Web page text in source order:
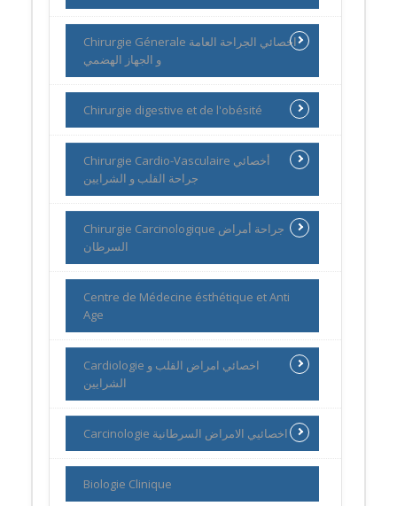
Chirurgie Génerale اخصائي الجراحة العامة
و الجهاز الهضمي
Chirurgie digestive et de l'obésité
Chirurgie Cardio-Vasculaire أخصائي
جراحة القلب و الشرايين
Chirurgie Carcinologique جراحة أمراض
السرطان
Centre de Médecine ésthétique et Anti
Age
Cardiologie اخصائي امراض القلب و
الشرايين
Carcinologie اخصائيي الامراض السرطانية
Biologie Clinique